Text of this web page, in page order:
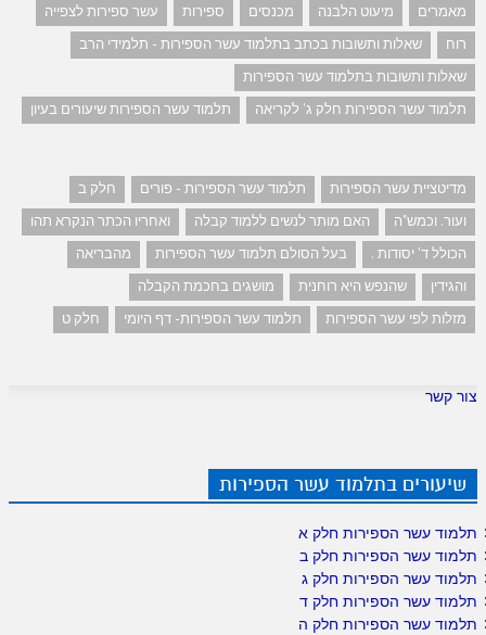
מאמרים
מיעוט הלבנה מכנסים ספירות
עשר ספירות לצפייה
רוח
שאלות ותשובות בכתב בתלמוד עשר הספירות - תלמידי הרב
שאלות ותשובות בתלמוד עשר הספירות
תלמוד עשר הספירות חלק ג' לקריאה
תלמוד עשר הספירות שיעורים בעיון
מדיטציית עשר הספירות תלמוד עשר הספירות - פורים
חלק ב
ועור. וכמש"ה
האם מותר לנשים ללמוד קבלה
ואחריו הכתר הנקרא תהו
הכולל ד' יסודות .
בעל הסולם תלמוד עשר הספירות
מהבריאה
והגידין
שהנפש היא רוחנית
מושגים בחכמת הקבלה
מזלות לפי עשר הספירות
תלמוד עשר הספירות- דף היומי חלק ט
צור קשר
שיעורים בתלמוד עשר הספירות
תלמוד עשר הספירות חלק א
תלמוד עשר הספירות חלק ב
תלמוד עשר הספירות חלק ג
תלמוד עשר הספירות חלק ד
תלמוד עשר הספירות חלק ה